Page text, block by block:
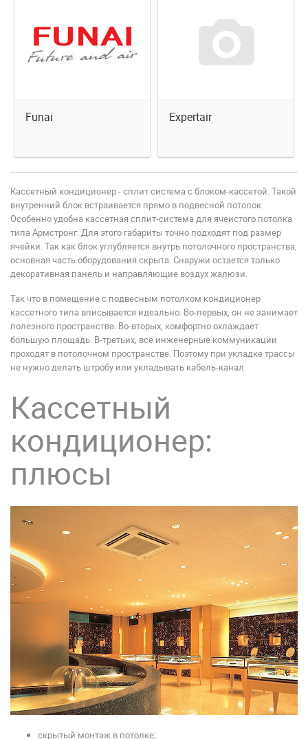
Funai Expertair
Кассетный кондиционер - сплит система с блоком-кассетой. Такой
внутренний блок встраивается прямо в подвесной потолок.
Особенно удобна кассетная сплит-система для ячеистого потолка
типа Армстронг. Для этого габариты точно подходят под размер
ячейки. Так как блок углубляется внутрь потолочного пространства,
основная часть оборудования скрыта. Снаружи остается только
декоративная панель и направляющие воздух жалюзи.
Так что в помещение с подвесным потолком кондиционер
кассетного типа вписывается идеально. Во-первых, он не занимает
полезного пространства. Во-вторых, комфортно охлаждает
большую площадь. В-третьих, все инженерные коммуникации
проходят в потолочном пространстве. Поэтому при укладке трассы
не нужно делать штробу или укладывать кабель-канал.
Кассетный
кондиционер:
плюсы
скрытый монтаж в потолке;